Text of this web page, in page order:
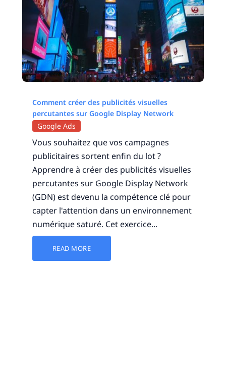
Comment créer des publicités visuelles
percutantes sur Google Display Network
Google Ads
Vous souhaitez que vos campagnes
publicitaires sortent enfin du lot ?
Apprendre à créer des publicités visuelles
percutantes sur Google Display Network
(GDN) est devenu la compétence clé pour
capter l'attention dans un environnement
numérique saturé. Cet exercice...
READ MORE